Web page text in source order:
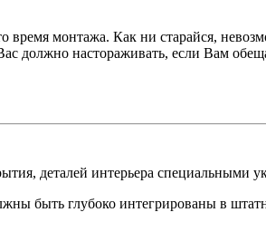
монтажа. Как ни старайся,
настораживать, если Вам
деталей интерьера специальными
быть глубоко интегрированы в